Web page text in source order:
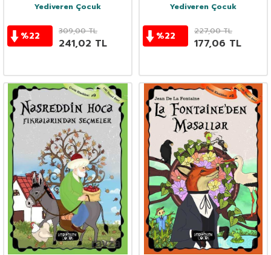
Yediveren Çocuk
%22 309,00TL
241,02 TL
Yediveren Çocuk
%22 227,00TL
177,06 TL